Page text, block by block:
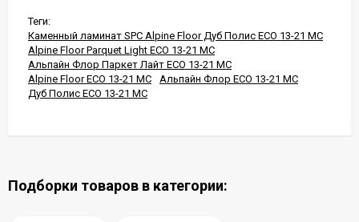
Теги:
Каменный ламинат SPC Alpine Floor Дуб Полис ЕСО 13-21 MC
Alpine Floor Parquet Light ЕСО 13-21 MC
Альпайн Флор Паркет Лайт ЕСО 13-21 MC
Alpine Floor ЕСО 13-21 MC
Альпайн Флор ЕСО 13-21 MC
Дуб Полис ЕСО 13-21 MC
Подборки товаров в категории: